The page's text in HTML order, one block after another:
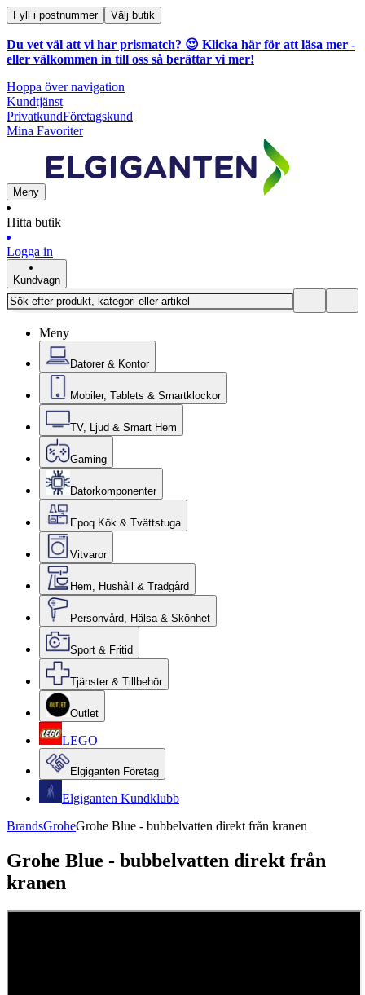
Fyll i postnummer Välj butik
Du vet väl att vi har prismatch? 😍 Klicka här för att läsa mer -
eller välkommen in till oss så berättar vi mer!
Hoppa över navigation
Kundtjänst
PrivatkundFöretagskund
Mina Favoriter
Meny
Hitta butik
Logga in
Kundvagn
Meny
Datorer & Kontor
Mobiler, Tablets & Smartklockor
TV, Ljud & Smart Hem
Gaming
Datorkomponenter
Epoq Kök & Tvättstuga
Vitvaror
Hem, Hushåll & Trädgård
Personvård, Hälsa & Skönhet
Sport & Fritid
Tjänster & Tillbehör
Outlet
LEGO
Elgiganten Företag
Elgiganten Kundklubb
BrandsGroheGrohe Blue - bubbelvatten direkt från kranen
Grohe Blue - bubbelvatten direkt från
kranen